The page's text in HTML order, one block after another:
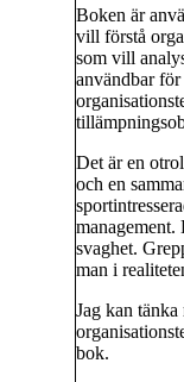
Boken är
vill förstå
som vill
användbar
Det är en
och en
management.
svaghet.
man i
Jag kan
bok.